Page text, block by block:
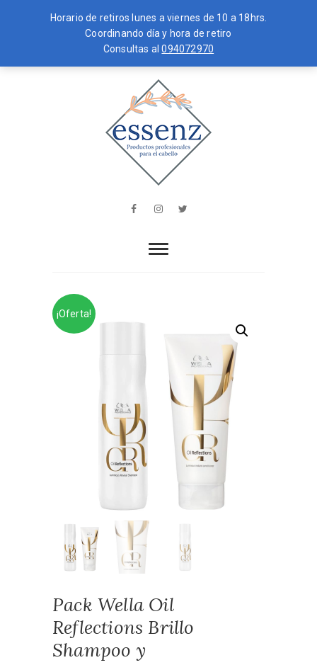
Horario de retiros lunes a viernes de 10 a 18hrs.
Coordinando día y hora de retiro
Consultas al094072970
to
essenz
EL CABELLO
FacebookInstagram
¡Oferta!
Pack Wella Oil
Reflections Brillo
Shampoo y